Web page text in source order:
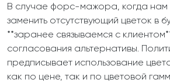
В случае форс-мажора, когда нам
заменить отсутствующий цветок в
**заранее связываемся с
согласования альтернативы.
предписывает использование
как по цене, так и по цветовой